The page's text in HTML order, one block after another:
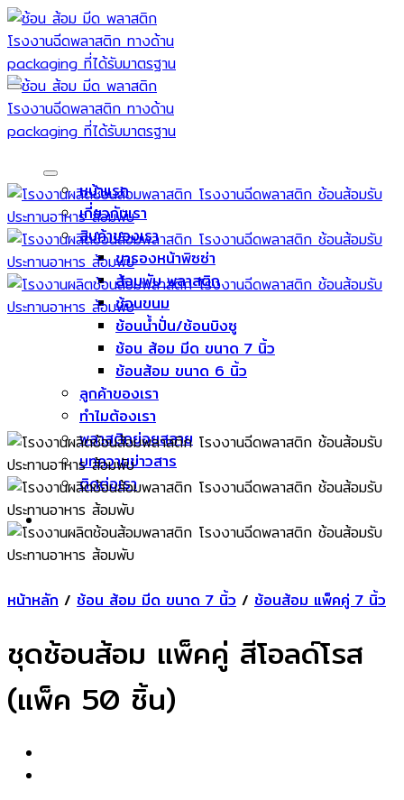
Skip
to
content
หน้าแรก
เกี่ยวกับเรา
สินค้าของเรา
ขารองหน้าพิซซ่า
ส้อมพับ พลาสติก
ช้อนขนม
ช้อนน้ำปั่น/ช้อนบิงซู
ช้อน ส้อม มีด ขนาด 7 นิ้ว
ช้อนส้อม ขนาด 6 นิ้ว
ลูกค้าของเรา
ทำไมต้องเรา
พลาสติกย่อยสลาย
บทความข่าวสาร
ติดต่อเรา
หน้าหลัก / ช้อน ส้อม มีด ขนาด 7 นิ้ว / ช้อนส้อม แพ็คคู่ 7 นิ้ว
ชุดช้อนส้อม แพ็คคู่ สีโอลด์โรส
(แพ็ค 50 ชิ้น)